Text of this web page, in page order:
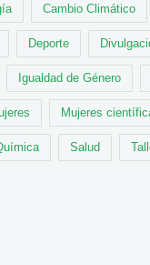
Cambio Climático
Deporte
Igualdad de Género
Mujeres
Salud